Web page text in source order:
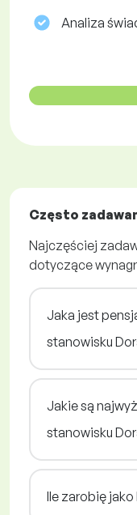
Analiza
Często
Najczęściej
dotyczące
Jaka jest
stanowisku
Jakie są
stanowisku
Ile zarobię